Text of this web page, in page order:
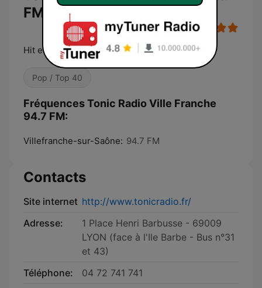
FM
Hit et Pop Music
Pop / Top 40
Fréquences Tonic Radio Ville Franche
94.7 FM:
Villefranche-sur-Saône: 94.7 FM
Contacts
Site internet http://www.tonicradio.fr/
Adresse:
1 Place Henri Barbusse - 69009
LYON (face à l'Ile Barbe - Bus n°31
et 43)
Téléphone:
04 72 741 741